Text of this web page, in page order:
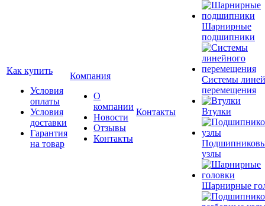
Как купить
Условия
оплаты
Условия
доставки
Гарантия
на товар
Компания
О
компании
Новости
Отзывы
Контакты
Контакты
Шарнирные
подшипники
Системы
перемещения
Втулки
узлы
Шарнирные